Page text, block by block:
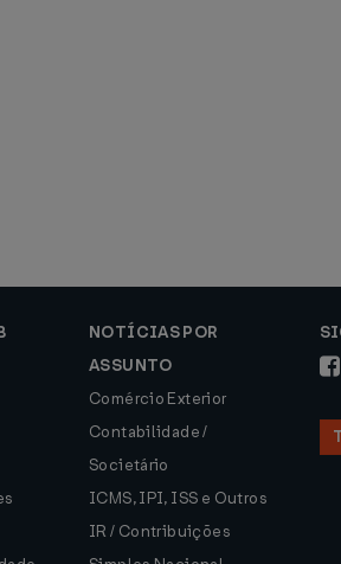
NOTÍCIAS POR
ASSUNTO
Comércio Exterior
Contabilidade /
Societário
ICMS, IPI, ISS e Outros
IR / Contribuições